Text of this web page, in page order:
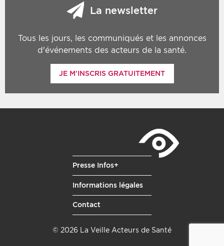
La newsletter
Tous les jours, les communiqués et les annonces
d'événements des acteurs de la santé.
JE M'INSCRIS GRATUITEMENT
Presse Infos+
Informations légales
Contact
© 2026 La Veille Acteurs de Santé